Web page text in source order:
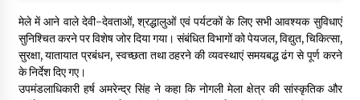
मेले में आने वाले देवी-देवताओं, श्रद्धालुओं एवं पर्यटकों के लिए सभी आवश्यक सुविधाएं
सुनिश्चित करने पर विशेष जोर दिया गया। संबंधित विभागों को पेयजल, विद्युत, चिकित्सा,
सुरक्षा, यातायात प्रबंधन, स्वच्छता तथा ठहरने की व्यवस्थाएं समयबद्ध ढंग से पूर्ण करने
के निर्देश दिए गए।
उपमंडलाधिकारी हर्ष अमरेन्द्र सिंह ने कहा कि नोगली मेला क्षेत्र की सांस्कृतिक और